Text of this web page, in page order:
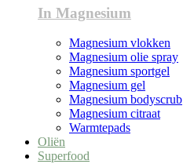
In Magnesium
Magnesium vlokken
Magnesium olie spray
Magnesium sportgel
Magnesium gel
Magnesium bodyscrub
Magnesium citraat
Warmtepads
Oliën
Superfood